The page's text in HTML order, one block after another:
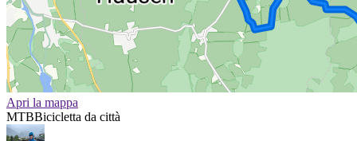
Apri la mappa
MTBBicicletta da città